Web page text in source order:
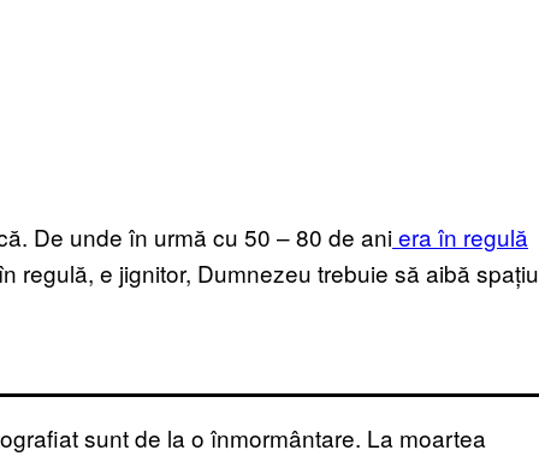
De unde în urmă cu 50 – 80 de aniera în regulă
regulă, e jignitor, Dumnezeu trebuie să aibă spațiu
sunt de la o înmormântare. La moartea